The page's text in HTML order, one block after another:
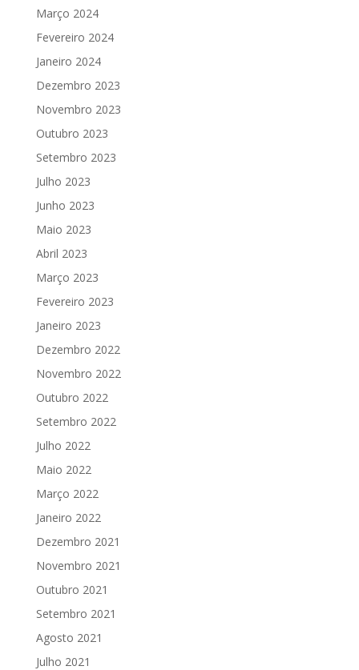
Março 2024
Fevereiro 2024
Janeiro 2024
Dezembro 2023
Novembro 2023
Outubro 2023
Setembro 2023
Julho 2023
Junho 2023
Maio 2023
Abril 2023
Março 2023
Fevereiro 2023
Janeiro 2023
Dezembro 2022
Novembro 2022
Outubro 2022
Setembro 2022
Julho 2022
Maio 2022
Março 2022
Janeiro 2022
Dezembro 2021
Novembro 2021
Outubro 2021
Setembro 2021
Agosto 2021
Julho 2021